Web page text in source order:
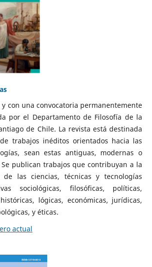
con una convocatoria permanentemente
por el Departamento de Filosofía de la
de Chile. La revista está destinada
trabajos inéditos orientados hacia las
sean estas antiguas, modernas o
publican trabajos que contribuyan a la
de las ciencias, técnicas y tecnologías
sociológicas, filosóficas, políticas,
lógicas, económicas, jurídicas,
y éticas.
actual